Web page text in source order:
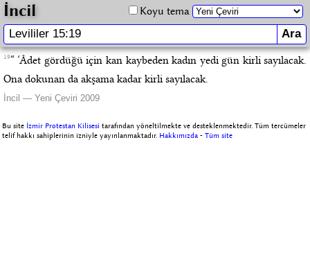
İncil Koyu tema
19“ ‘Âdet gördüğü için kan kaybeden kadın yedi gün kirli sayılacak.
Ona dokunan da akşama kadar kirli sayılacak.
İncil — Yeni Çeviri 2009
Bu site İzmir Protestan Kilisesi tarafından yöneltilmekte ve desteklenmektedir. Tüm tercümeler
telif hakkı sahiplerinin izniyle yayınlanmaktadır. Hakkımızda -Tüm site